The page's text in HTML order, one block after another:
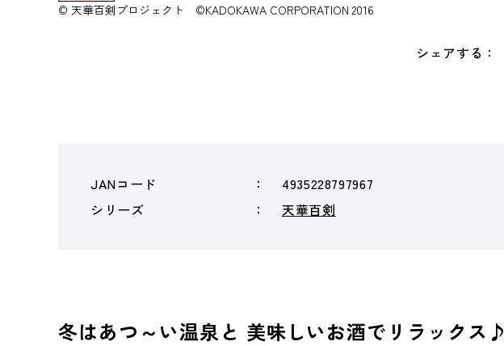
© 天華百剣プロジェクト ©KADOKAWA CORPORATION 2016
シェアする：
JANコード
4935228797967
シリーズ
天華百剣
冬はあつ～い温泉と 美味しいお酒でリラックス♪